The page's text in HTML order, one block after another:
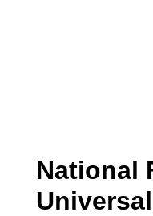
National